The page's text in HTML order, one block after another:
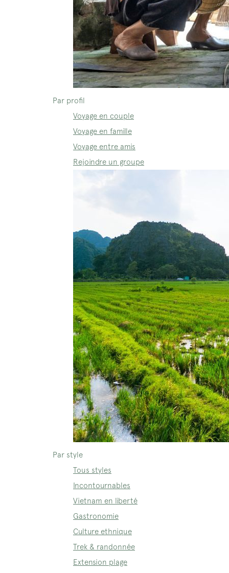
Par profil
Voyage en couple
Voyage en famille
Voyage entre amis
Rejoindre un groupe
Par style
Tous styles
Incontournables
Vietnam en liberté
Gastronomie
Culture ethnique
Trek & randonnée
Extension plage